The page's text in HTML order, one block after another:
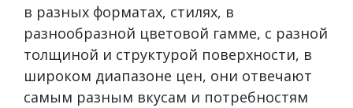
в разных форматах, стилях, в
разнообразной цветовой гамме, с разной
толщиной и структурой поверхности, в
широком диапазоне цен, они отвечают
самым разным вкусам и потребностям